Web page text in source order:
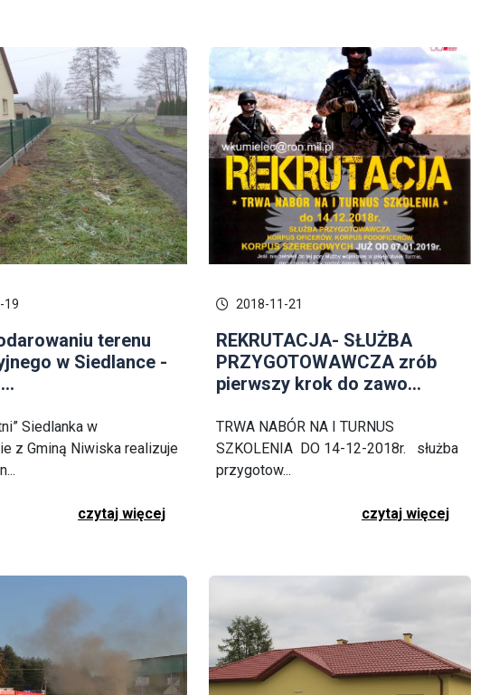
19
terenu
w Siedlance -
Siedlanka w
z Gminą Niwiska realizuje
czytaj więcej
2018-11-21
REKRUTACJA- SŁUŻBA
PRZYGOTOWAWCZA zrób
pierwszy krok do zawo...
TRWA NABÓR NA I TURNUS
SZKOLENIA DO 14-12-2018r. służba
przygotow...
czytaj więcej